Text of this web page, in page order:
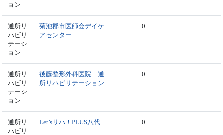
ョン
通所リ
ハビリ
テーシ
ョン
菊池郡市医師会デイケ
アセンター
0
通所リ
ハビリ
テーシ
ョン
後藤整形外科医院 通
所リハビリテーション
0
通所リ
ハビリ
Let’sリハ！PLUS八代 0